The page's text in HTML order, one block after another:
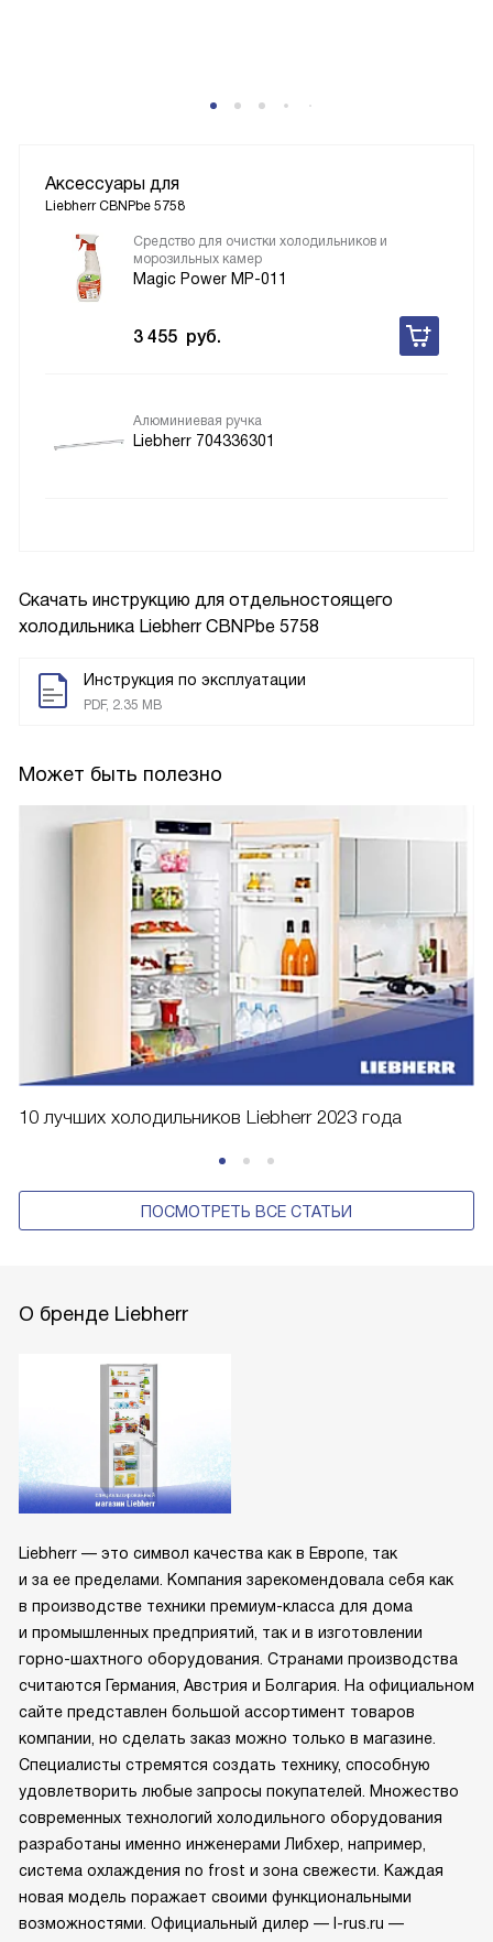
Скачать инструкцию для отдельностоящего
холодильника Liebherr CBNPbe 5758
Инструкция по эксплуатации
PDF, 2.35 MB
Может быть полезно
10 лучших холодильников Liebherr 2023 года
ПОСМОТРЕТЬ ВСЕ СТАТЬИ
Аксессуары для
Liebherr CBNPbe 5758
Средство для очистки холодильников и
морозильных камер
Magic Power MP-011
3 455 руб.
Алюминиевая ручка
Liebherr 704336301
О бренде Liebherr
Liebherr — это символ качества как в Европе, так
и за ее пределами. Компания зарекомендовала себя как
в производстве техники премиум-класса для дома
и промышленных предприятий, так и в изготовлении
горно-шахтного оборудования. Странами производства
считаются Германия, Австрия и Болгария. На официальном
сайте представлен большой ассортимент товаров
компании, но сделать заказ можно только в магазине.
Специалисты стремятся создать технику, способную
удовлетворить любые запросы покупателей. Множество
современных технологий холодильного оборудования
разработаны именно инженерами Либхер, например,
система охлаждения no frost и зона свежести. Каждая
новая модель поражает своими функциональными
возможностями. Официальный дилер — l-rus.ru —